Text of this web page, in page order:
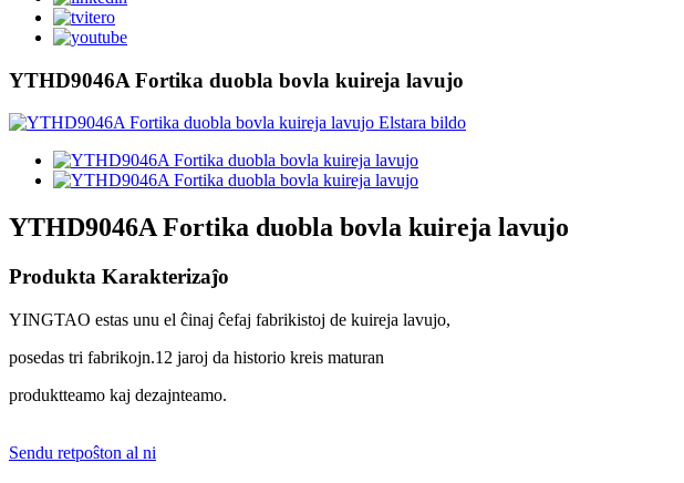
YTHD9046A Fortika duobla bovla kuireja lavujo
YTHD9046A Fortika duobla bovla kuireja lavujo
Produkta Karakterizaĵo
YINGTAO estas unu el ĉinaj ĉefaj fabrikistoj de kuireja lavujo,
posedas tri fabrikojn.12 jaroj da historio kreis maturan
produktteamo kaj dezajnteamo.
Sendu retpoŝton al ni